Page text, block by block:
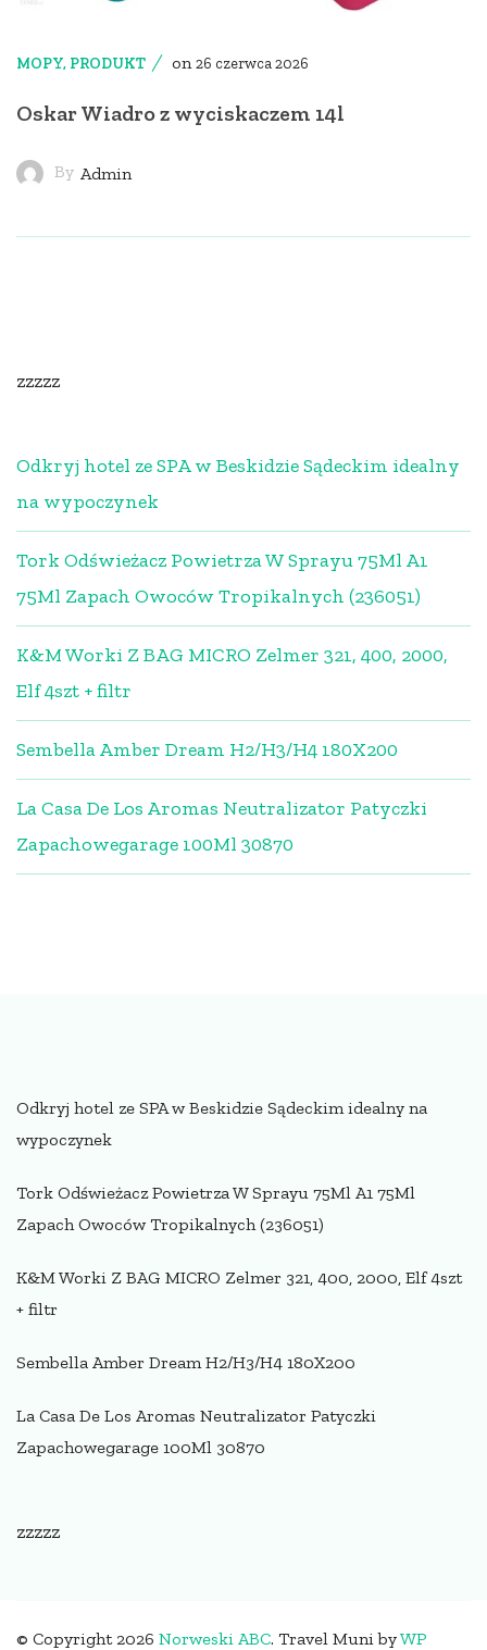
MOPY, PRODUKT on26 czerwca 2026
Oskar Wiadro z wyciskaczem 14l
By Admin
zzzzz
Odkryj hotel ze SPA w Beskidzie Sądeckim idealny
na wypoczynek
Tork Odświeżacz Powietrza W Sprayu 75Ml A1
75Ml Zapach Owoców Tropikalnych (236051)
K&M Worki Z BAG MICRO Zelmer 321, 400, 2000,
Elf 4szt + filtr
Sembella Amber Dream H2/H3/H4 180X200
La Casa De Los Aromas Neutralizator Patyczki
Zapachowegarage 100Ml 30870
Odkryj hotel ze SPA w Beskidzie Sądeckim idealny na
wypoczynek
Tork Odświeżacz Powietrza W Sprayu 75Ml A1 75Ml
Zapach Owoców Tropikalnych (236051)
K&M Worki Z BAG MICRO Zelmer 321, 400, 2000, Elf 4szt
+ filtr
Sembella Amber Dream H2/H3/H4 180X200
La Casa De Los Aromas Neutralizator Patyczki
Zapachowegarage 100Ml 30870
zzzzz
© Copyright 2026 Norweski ABC. Travel Muni byWP